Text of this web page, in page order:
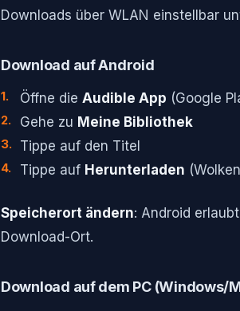
Downloads über WLAN einstellbar
Download auf Android
Öffne die Audible App (Google
Gehe zu Meine Bibliothek
Tippe auf den Titel
Tippe auf Herunterladen
Speicherort ändern: Android
Download-Ort.
Download auf dem PC (Windows/